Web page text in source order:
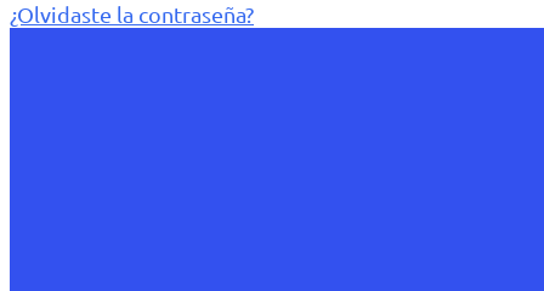
¿Olvidaste la contraseña?